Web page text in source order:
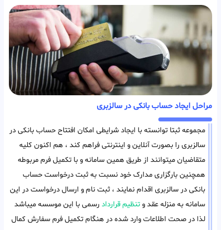
مراحل ایجاد حساب بانکی در سالزبری
مجموعه ثبتا توانسته با ایجاد شرایطی امکان افتتاح حساب بانکی در
سالزبری را بصورت آنلاین و اینترنتی فراهم کند ، هم اکنون کلیه
متقاضیان میتوانند از طریق همین سامانه و با تکمیل فرم مربوطه
همچنین بارگزاری مدارک خود نسبت به ثبت درخواست حساب
بانکی در سالزبری اقدام نمایند ، ثبت نام و ارسال درخواست در این
سامانه به منزله عقد وتنظیم قرارداد رسمی با این موسسه میباشد
لذا در صحت اطلاعات وارد شده در هنگام تکمیل فرم سفارش کمال